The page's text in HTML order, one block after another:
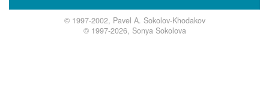
© 1997-2002, Pavel A. Sokolov-Khodakov
© 1997-2026, Sonya Sokolova